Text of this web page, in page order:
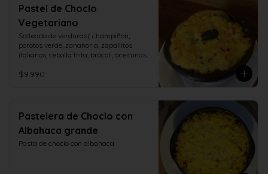
Pastel de Choclo
Vegetariano
Salteado de verduras( champiñon,
porotos verde, zanahoria, zapallitos
italianos, cebolla frita, brócoli, aceitunas,
$9.990
Pastelera de Choclo con
Albahaca grande
Pasta de choclo con albahaca